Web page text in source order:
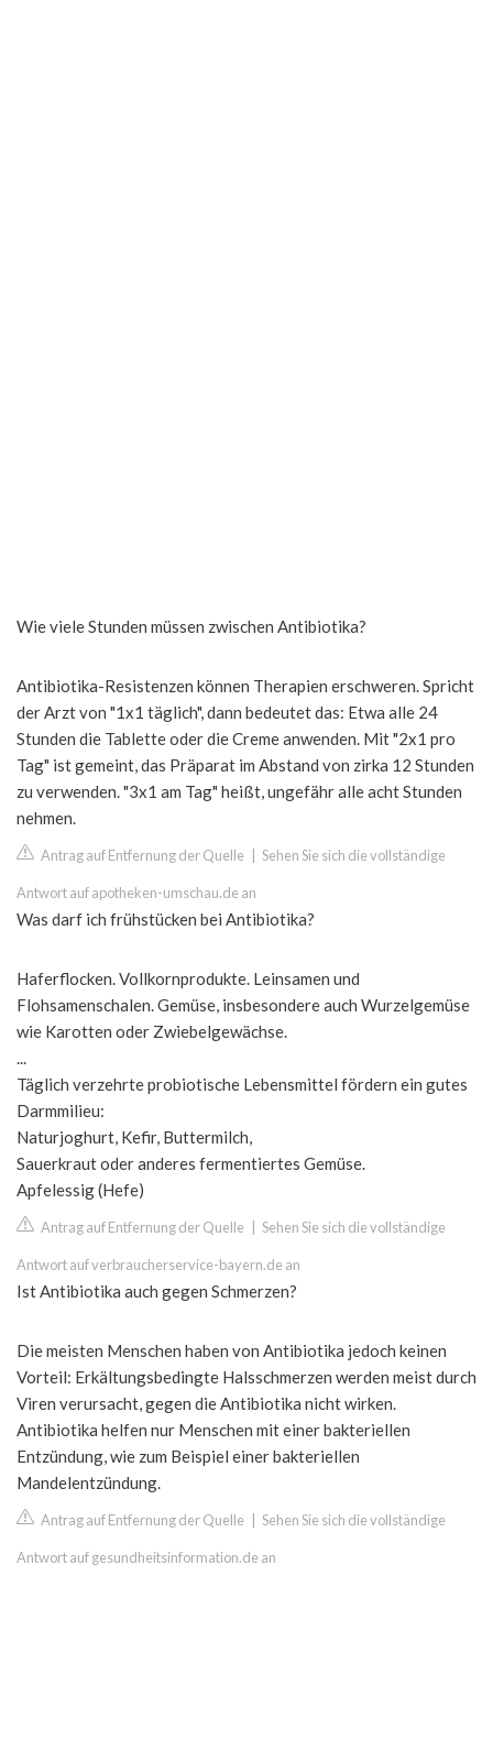
Wie viele Stunden müssen zwischen Antibiotika?
Antibiotika-Resistenzen können Therapien erschweren. Spricht
der Arzt von "1x1 täglich", dann bedeutet das: Etwa alle 24
Stunden die Tablette oder die Creme anwenden. Mit "2x1 pro
Tag" ist gemeint, das Präparat im Abstand von zirka 12 Stunden
zu verwenden. "3x1 am Tag" heißt, ungefähr alle acht Stunden
nehmen.
Antrag auf Entfernung der Quelle Sehen Sie sich die vollständige
Antwort auf apotheken-umschau.de an
Was darf ich frühstücken bei Antibiotika?
Haferflocken. Vollkornprodukte. Leinsamen und
Flohsamenschalen. Gemüse, insbesondere auch Wurzelgemüse
wie Karotten oder Zwiebelgewächse.
...
Täglich verzehrte probiotische Lebensmittel fördern ein gutes
Darmmilieu:
Naturjoghurt, Kefir, Buttermilch,
Sauerkraut oder anderes fermentiertes Gemüse.
Apfelessig (Hefe)
Antrag auf Entfernung der Quelle Sehen Sie sich die vollständige
Antwort auf verbraucherservice-bayern.de an
Ist Antibiotika auch gegen Schmerzen?
Die meisten Menschen haben von Antibiotika jedoch keinen
Vorteil: Erkältungsbedingte Halsschmerzen werden meist durch
Viren verursacht, gegen die Antibiotika nicht wirken.
Antibiotika helfen nur Menschen mit einer bakteriellen
Entzündung, wie zum Beispiel einer bakteriellen
Mandelentzündung.
Antrag auf Entfernung der Quelle Sehen Sie sich die vollständige
Antwort auf gesundheitsinformation.de an